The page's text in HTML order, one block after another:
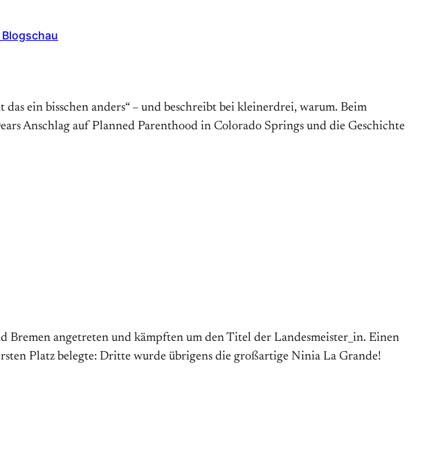
ein bisschen anders“ – und beschreibt bei kleinerdrei, warum. Beim
Anschlag auf Planned Parenthood in Colorado Springs und die Geschichte
Bremen angetreten und kämpften um den Titel der Landesmeister_in. Einen
Platz belegte: Dritte wurde übrigens die großartige Ninia La Grande!